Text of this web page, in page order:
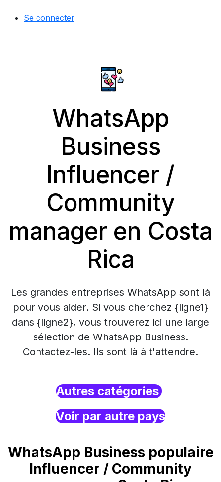
Se connecter
WhatsApp
Business
Influencer /
Community
manager en Costa
Rica
Les grandes entreprises WhatsApp sont là
pour vous aider. Si vous cherchez {ligne1}
dans {ligne2}, vous trouverez ici une large
sélection de WhatsApp Business.
Contactez-les. Ils sont là à t'attendre.
Autres catégories
Voir par autre pays
WhatsApp Business populaire
Influencer / Community